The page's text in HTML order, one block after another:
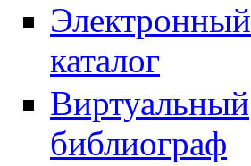
Электронный
каталог
Виртуальный
библиограф